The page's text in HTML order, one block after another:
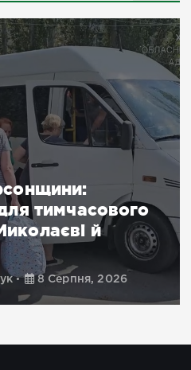
тимчасового
й
8 Серпня, 2026